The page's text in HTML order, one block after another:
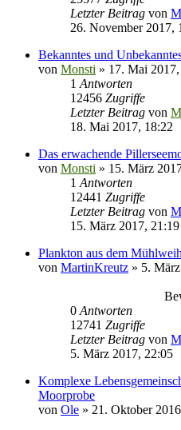
Letzter Beitrag von
26. November 2017,
Bekanntes und
von Monsti » 17. Mai
1 Antworten
12456 Zugriffe
Letzter Beitrag von
18. Mai 2017, 18:22
Das erwachende
von Monsti » 15. März
1 Antworten
12441 Zugriffe
Letzter Beitrag von
15. März 2017, 21:19
Plankton aus dem
von MartinKreutz » 5.
0 Antworten
12741 Zugriffe
Letzter Beitrag von
5. März 2017, 22:05
Komplexe
Moorprobe
von Ole » 21. Oktober